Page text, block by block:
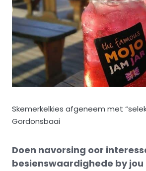
Skemerkelkies afgeneem met
Gordonsbaai
Doen navorsing oor
besienswaardighede by